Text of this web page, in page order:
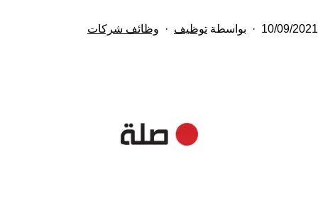
تم
10/09/2021 بواسطة توظيف
مصنف
وظائف شركات